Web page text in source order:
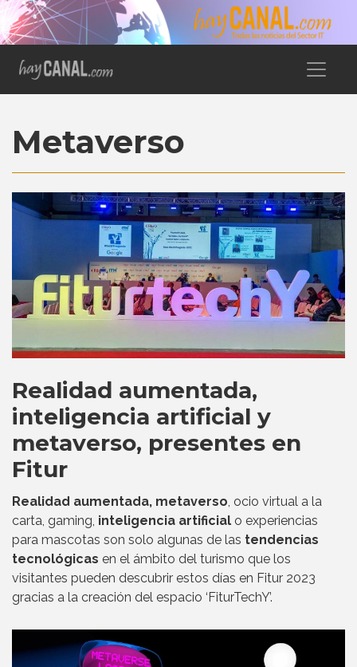
Metaverso
Realidad aumentada,
inteligencia artificial y
metaverso, presentes en
Fitur
Realidad aumentada, metaverso, ocio virtual a la
carta, gaming, inteligencia artificial o experiencias
para mascotas son solo algunas de las tendencias
tecnológicas en el ámbito del turismo que los
visitantes pueden descubrir estos días en Fitur 2023
gracias a la creación del espacio ‘FiturTechY’.